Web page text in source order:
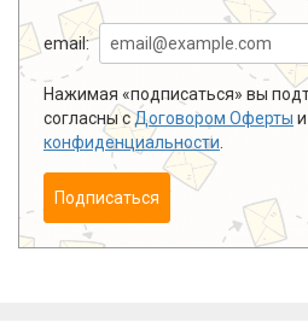
email:
Нажимая «подписаться» вы
согласны сДоговором Оферты и
конфиденциальности
Подписаться